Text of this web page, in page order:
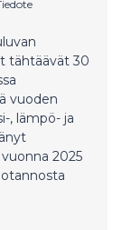
tähtäävät 30
vuoden
, lämpö- ja
2025